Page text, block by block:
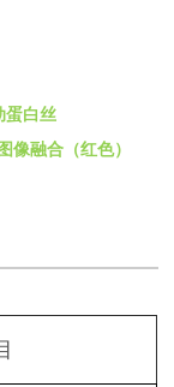
白丝
融合（红色）